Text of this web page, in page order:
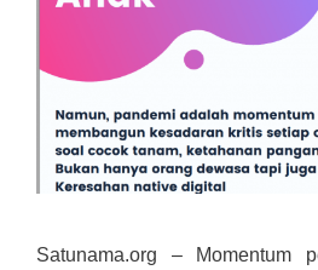
Satunama.org – Momentum